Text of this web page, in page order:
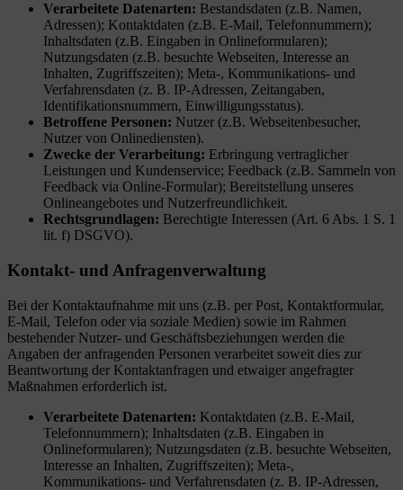
Verarbeitete Datenarten: Bestandsdaten (z.B. Namen,
Adressen); Kontaktdaten (z.B. E-Mail, Telefonnummern);
Inhaltsdaten (z.B. Eingaben in Onlineformularen);
Nutzungsdaten (z.B. besuchte Webseiten, Interesse an
Inhalten, Zugriffszeiten); Meta-, Kommunikations- und
Verfahrensdaten (z. B. IP-Adressen, Zeitangaben,
Identifikationsnummern, Einwilligungsstatus).
Betroffene Personen: Nutzer (z.B. Webseitenbesucher,
Nutzer von Onlinediensten).
Zwecke der Verarbeitung: Erbringung vertraglicher
Leistungen und Kundenservice; Feedback (z.B. Sammeln von
Feedback via Online-Formular); Bereitstellung unseres
Onlineangebotes und Nutzerfreundlichkeit.
Rechtsgrundlagen: Berechtigte Interessen (Art. 6 Abs. 1 S. 1
lit. f) DSGVO).
Kontakt- und Anfragenverwaltung
Bei der Kontaktaufnahme mit uns (z.B. per Post, Kontaktformular,
E-Mail, Telefon oder via soziale Medien) sowie im Rahmen
bestehender Nutzer- und Geschäftsbeziehungen werden die
Angaben der anfragenden Personen verarbeitet soweit dies zur
Beantwortung der Kontaktanfragen und etwaiger angefragter
Maßnahmen erforderlich ist.
Verarbeitete Datenarten: Kontaktdaten (z.B. E-Mail,
Telefonnummern); Inhaltsdaten (z.B. Eingaben in
Onlineformularen); Nutzungsdaten (z.B. besuchte Webseiten,
Interesse an Inhalten, Zugriffszeiten); Meta-,
Kommunikations- und Verfahrensdaten (z. B. IP-Adressen,